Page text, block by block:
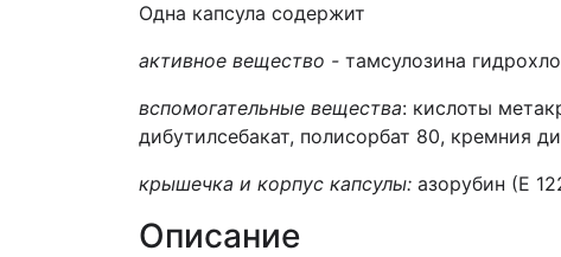
Одна капсула содержит
активное вещество - тамсулозина
вспомогательные вещества: кислоты
дибутилсебакат, полисорбат 80, кремния
крышечка и корпус капсулы: азорубин (Е
Описание